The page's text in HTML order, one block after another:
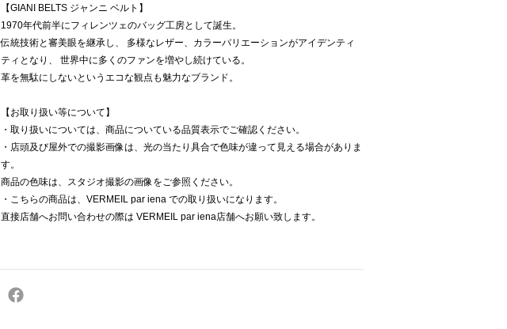
【GIANI BELTS ジャンニ ベルト】
1970年代前半にフィレンツェのバッグ工房として誕生。
伝統技術と審美眼を継承し、 多様なレザー、カラーバリエーションがアイデンティ
ティとなり、 世界中に多くのファンを増やし続けている。
革を無駄にしないというエコな観点も魅力なブランド。
【お取り扱い等について】
・取り扱いについては、商品についている品質表示でご確認ください。
・店頭及び屋外での撮影画像は、光の当たり具合で色味が違って見える場合がありま
す。
商品の色味は、スタジオ撮影の画像をご参照ください。
・こちらの商品は、VERMEIL par iena での取り扱いになります。
直接店舗へお問い合わせの際は VERMEIL par iena店舗へお願い致します。